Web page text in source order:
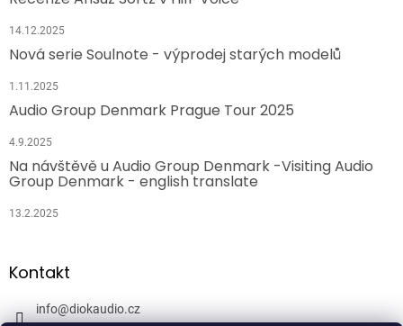
14.12.2025
Nová serie Soulnote - výprodej starých modelů
1.11.2025
Audio Group Denmark Prague Tour 2025
4.9.2025
Na návštěvě u Audio Group Denmark -Visiting Audio
Group Denmark - english translate
13.2.2025
Kontakt
info@diokaudio.cz